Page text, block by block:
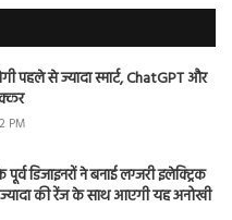
पहले से ज्यादा स्मार्ट, ChatGPT और
PM
डिजाइनरों ने बनाई लग्जरी इलेक्ट्रिक
की रेंज के साथ आएगी यह अनोखी